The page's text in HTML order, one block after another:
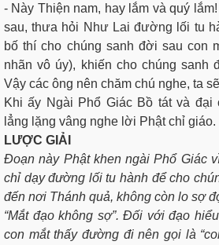
- Này Thiện nam, hay lắm và quý
sau, thưa hỏi Như Lai đường lối tu
bố thí cho chúng sanh đời sau con
nhãn vô úy), khiến cho chúng sanh
Vậy các ông nên chăm chú nghe, ta
Khi ấy Ngài Phổ Giác Bồ tát và đại
lẳng lặng vâng nghe lời Phật chỉ giáo.
LƯỢC GIẢI
Ðoạn này Phật khen ngài Phổ Giác
chỉ dạy đường lối tu hành để cho
đến nơi Thánh quả, không còn lo sợ
“Mắt đạo không sợ”. Ðối với đạo
con mắt thấy đường đi nên gọi là